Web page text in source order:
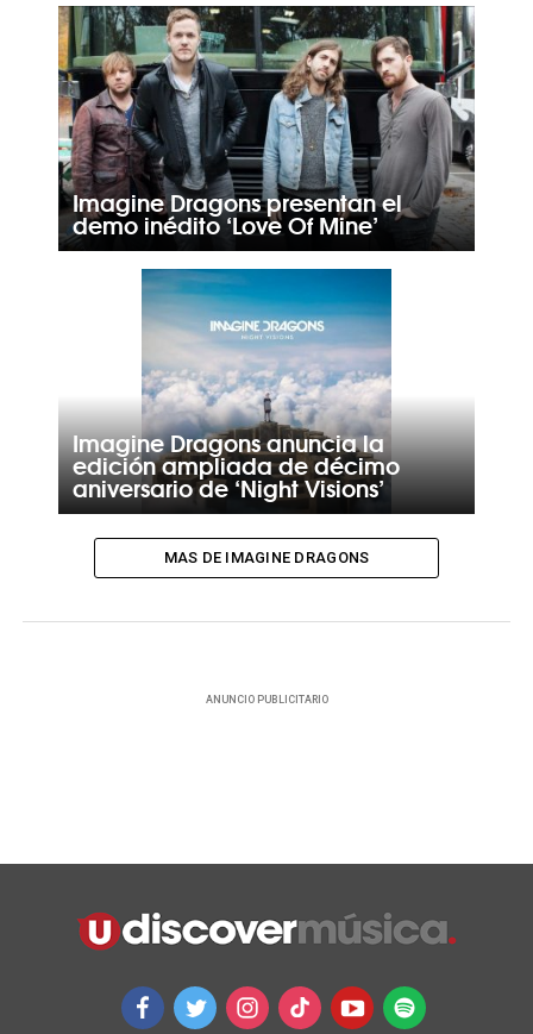
Imagine Dragons presentan el
demo inédito ‘Love Of Mine’
Imagine Dragons anuncia la
edición ampliada de décimo
aniversario de ‘Night Visions’
MAS DE IMAGINE DRAGONS
ANUNCIO PUBLICITARIO